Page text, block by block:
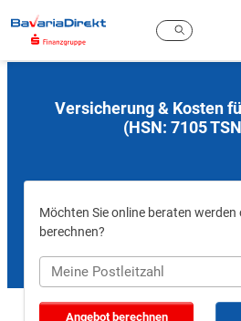
Hauptinhalt
Versicherung & Kosten
(HSN: 7105
Möchten Sie online beraten werden
berechnen?
Angebot berechnen